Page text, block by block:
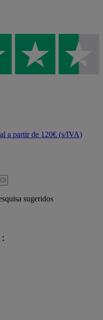
a partir de 120€ (s/IVA)
sugeridos
: